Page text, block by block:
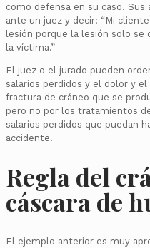
como defensa en su caso.
ante un juez y decir: “Mi
lesión porque la lesión solo
la víctima.”
El juez o el jurado pueden
salarios perdidos y el dolor y
fractura de cráneo que se
pero no por los tratamientos
salarios perdidos que puedan
accidente.
Regla del
cáscara de
El ejemplo anterior es muy